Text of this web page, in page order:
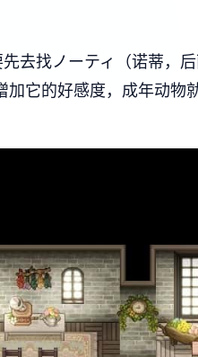
去找ノーティ（诺蒂，
它的好感度，成年动